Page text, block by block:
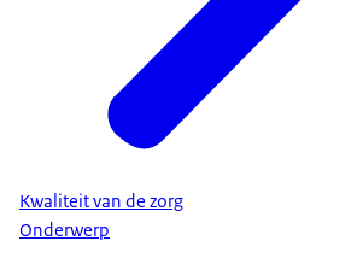
Kwaliteit van de zorg
Onderwerp